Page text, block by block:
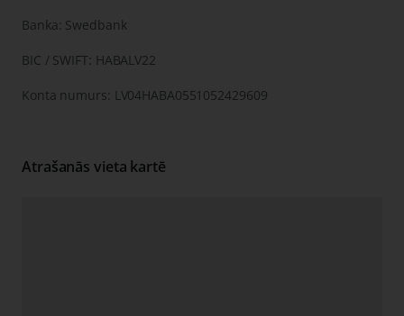
Banka: Swedbank
BIC / SWIFT: HABALV22
Konta numurs: LV04HABA0551052429609
Atrašanās vieta kartē